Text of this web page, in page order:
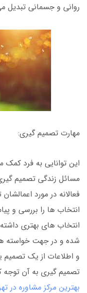
روانی و جسمانی تبدیل
مهارت تصمیم گیری:
این توانایی به فرد کمک
مسائل زندگی تصمیم گیری
فعالانه در مورد
انتخاب ها را بررسی و
انتخاب های بهتری
شده و در جهت خواسته
و اطلاعات از یک تصمیم
تصمیم گیری به آن توجه
بهترین مرکز مشاوره در